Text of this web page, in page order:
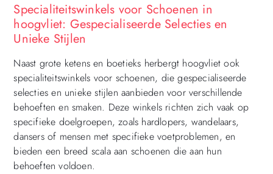
Specialiteitswinkels voor Schoenen in
hoogvliet: Gespecialiseerde Selecties en
Unieke Stijlen
Naast grote ketens en boetieks herbergt hoogvliet ook
specialiteitswinkels voor schoenen, die gespecialiseerde
selecties en unieke stijlen aanbieden voor verschillende
behoeften en smaken. Deze winkels richten zich vaak op
specifieke doelgroepen, zoals hardlopers, wandelaars,
dansers of mensen met specifieke voetproblemen, en
bieden een breed scala aan schoenen die aan hun
behoeften voldoen.